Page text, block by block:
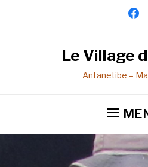
Le Village
Antanetibe –